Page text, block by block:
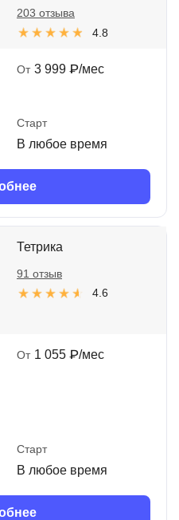
4.8
203 отзыва
От 3 999 ₽/мес
Старт
В любое время
Тетрика
4.6
91 отзыв
От 1 055 ₽/мес
Старт
В любое время